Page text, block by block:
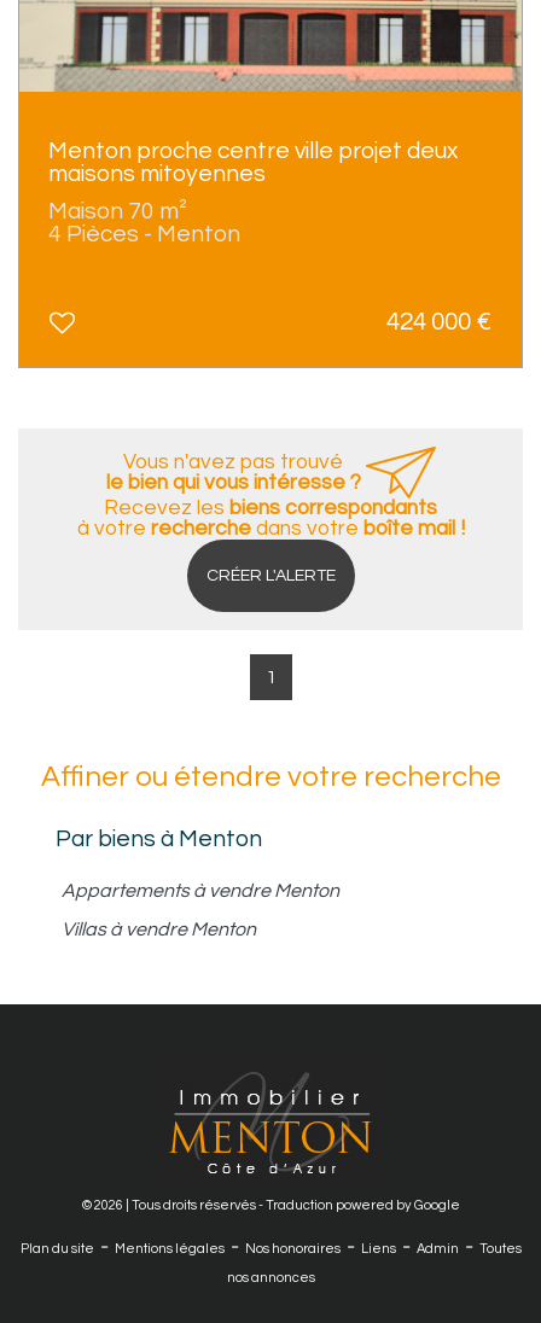
Menton proche centre ville projet deux
maisons mitoyennes
Maison 70 m²
4 Pièces - Menton
424 000 €
Vous n'avez pas trouvé
le bien qui vous intéresse ?
Recevez les biens correspondants
à votre recherchedans votre boîte mail !
CRÉER L'ALERTE
1
Affiner ou étendre votre recherche
Par biens à Menton
Appartements à vendre Menton
Villas à vendre Menton
© 2026 | Tous droits réservés - Traduction powered by Google
Plan du site - Mentions légales- Nos honoraires- Liens- Admin - Toutes
nos annonces